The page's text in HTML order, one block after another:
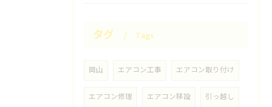
タグ Tags
岡山 エアコン工事 エアコン取り付け
エアコン修理 エアコン移設 引っ越し